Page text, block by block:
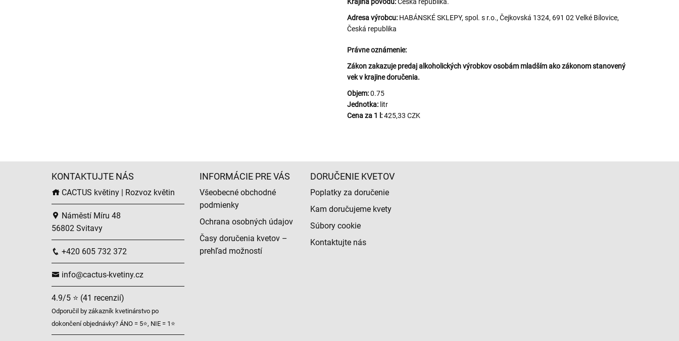
Adresa výrobcu: HABÁNSKÉ SKLEPY, spol. s r.o., Čejkovská 1324, 691 02 Velké Bílovice,
Česká republika
Právne oznámenie:
Zákon zakazuje predaj alkoholických výrobkov osobám mladším ako zákonom stanovený
vek v krajine doručenia.
Objem:0.75
Jednotka: litr
Cena za 1 l:425,33 CZK
KONTAKTUJTE NÁS
CACTUS květiny | Rozvoz květin
Náměstí Míru 48
56802 Svitavy
+420 605 732 372
info@cactus-kvetiny.cz
4.9/5 ⭐ (41 recenzií)
Odporučil by zákazník kvetinárstvo po
dokončení objednávky? ÁNO = 5⭐, NIE = 1⭐
INFORMÁCIE PRE VÁS
Všeobecné obchodné
podmienky
Ochrana osobných údajov
Časy doručenia kvetov –
prehľad možností
DORUČENIE KVETOV
Poplatky za doručenie
Kam doručujeme kvety
Súbory cookie
Kontaktujte nás